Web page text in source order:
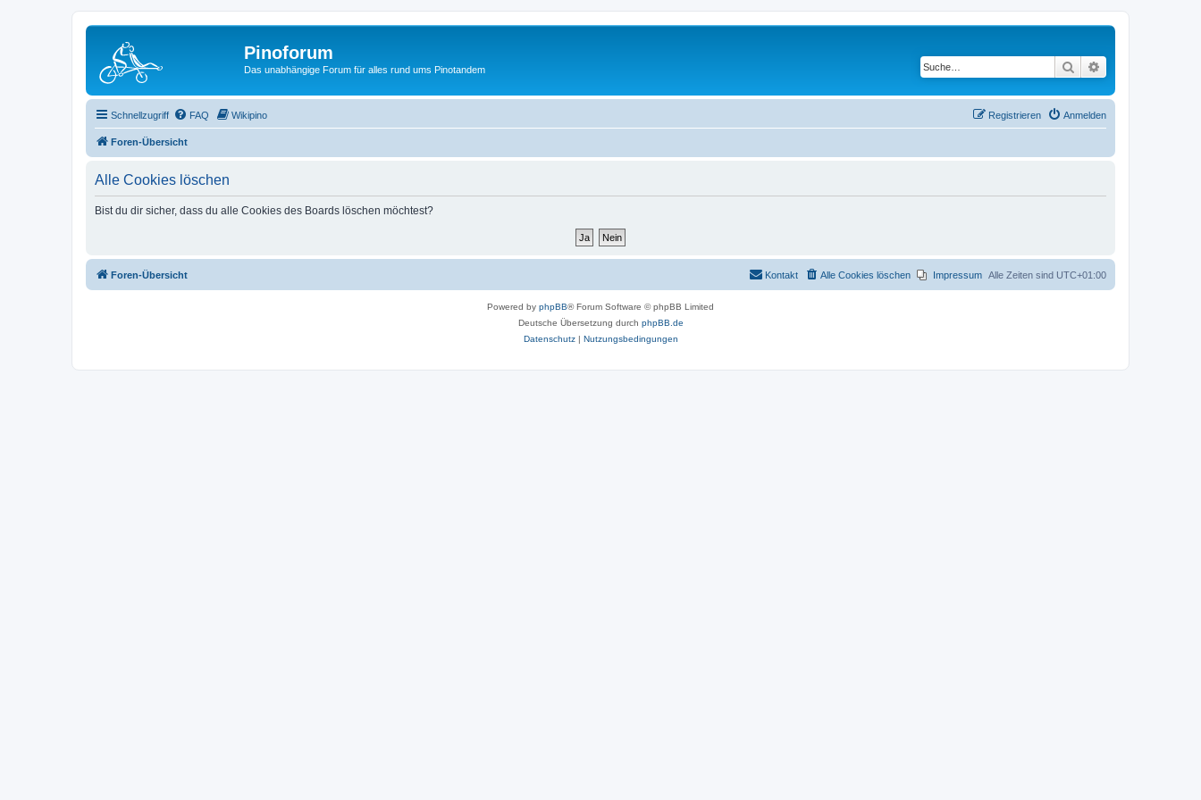
Pinoforum
Das unabhängige Forum für alles rund ums Pinotandem Suche
Schnellzugriff FAQ Wikipino Anmelden
Registrieren
Foren-Übersicht
Alle Cookies löschen
Bist du dir sicher, dass du alle Cookies des Boards löschen möchtest?
Foren-Übersicht Alle Zeiten sind UTC+01:00
Impressum
Alle Cookies löschen
Kontakt
Powered by phpBB® Forum Software © phpBB Limited
Deutsche Übersetzung durch phpBB.de
Datenschutz| Nutzungsbedingungen